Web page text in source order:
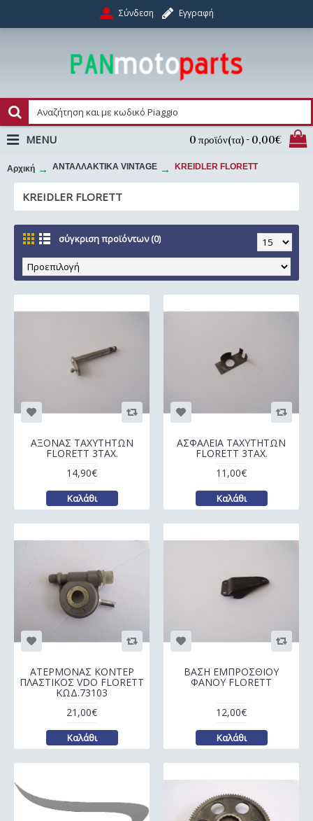
Σύνδεση Εγγραφή
0 προϊόν(τα) - 0,00€
MENU
Αρχική ΑΝΤΑΛΛΑΚΤΙΚΑ VINTAGE KREIDLER FLORETT
KREIDLER FLORETT
σύγκριση προϊόντων (0)
ΑΞΟΝΑΣ ΤΑΧΥΤΗΤΩΝ
FLORETT 3ΤΑΧ.
14,90€
Καλάθι
ΑΣΦΑΛΕΙΑ ΤΑΧΥΤΗΤΩΝ
FLORETT 3ΤΑΧ.
11,00€
Καλάθι
ΑΤΕΡΜΟΝΑΣ ΚΟΝΤΕΡ
ΠΛΑΣΤΙΚΟΣ VDO FLORETT
ΚΩΔ.73103
21,00€
Καλάθι
ΒΑΣΗ ΕΜΠΡΟΣΘΙΟΥ
ΦΑΝΟΥ FLORETT
12,00€
Καλάθι